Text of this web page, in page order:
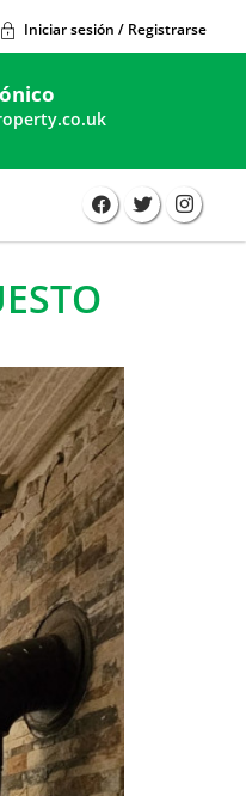
Iniciar sesión / Registrarse